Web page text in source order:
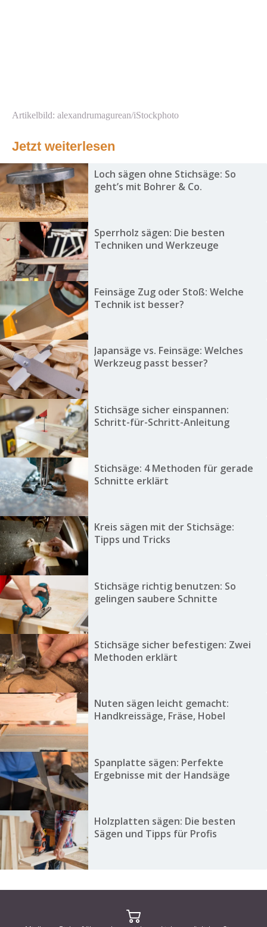
Artikelbild: alexandrumagurean/iStockphoto
Jetzt weiterlesen
Loch sägen ohne Stichsäge: So
geht’s mit Bohrer & Co.
Sperrholz sägen: Die besten
Techniken und Werkzeuge
Feinsäge Zug oder Stoß: Welche
Technik ist besser?
Japansäge vs. Feinsäge: Welches
Werkzeug passt besser?
Stichsäge sicher einspannen:
Schritt-für-Schritt-Anleitung
Stichsäge: 4 Methoden für gerade
Schnitte erklärt
Kreis sägen mit der Stichsäge:
Tipps und Tricks
Stichsäge richtig benutzen: So
gelingen saubere Schnitte
Stichsäge sicher befestigen: Zwei
Methoden erklärt
Nuten sägen leicht gemacht:
Handkreissäge, Fräse, Hobel
Spanplatte sägen: Perfekte
Ergebnisse mit der Handsäge
Holzplatten sägen: Die besten
Sägen und Tipps für Profis